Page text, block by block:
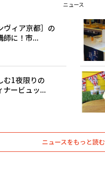
ニュース
ヴィア京都］の
師に！市...
む1夜限りの
ナービュッ...
ニュースをもっと読む